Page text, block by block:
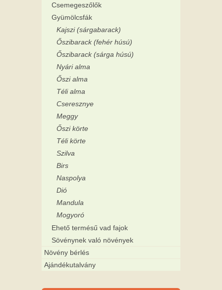
Csemegeszőlők
Gyümölcsfák
Kajszi (sárgabarack)
Őszibarack (fehér húsú)
Őszibarack (sárga húsú)
Nyári alma
Őszi alma
Téli alma
Cseresznye
Meggy
Őszi körte
Téli körte
Szilva
Birs
Naspolya
Dió
Mandula
Mogyoró
Ehető termésű vad fajok
Sövénynek való növények
Növény bérlés
Ajándékutalvány